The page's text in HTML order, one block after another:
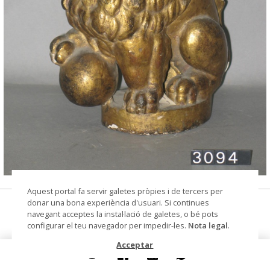
© Arxiu Fotogràfic del Consorci del Patrimoni de
Sitges
Lleó
escultura
Aquest portal fa servir galetes pròpies i de tercers per
donar una bona experiència d'usuari. Si continues
navegant acceptes la instal·lació de galetes, o bé pots
configurar el teu navegador per impedir-les. Nota legal.
Acceptar